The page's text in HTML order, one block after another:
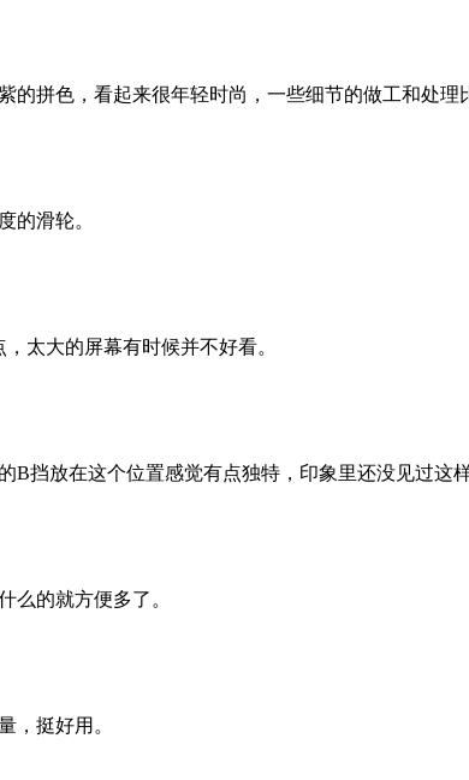
拼色，看起来很年轻时尚，一些细节的做工和处理
的滑轮。
太大的屏幕有时候并不好看。
挡放在这个位置感觉有点独特，印象里还没见过这样
么的就方便多了。
，挺好用。